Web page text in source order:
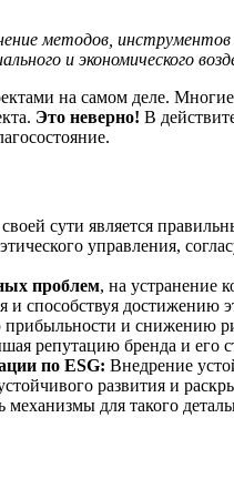
методов,
и экономического
на самом деле.
Это неверно! В
сути является
управления,
проблем, на устранение
способствуя достижению
и снижению
репутацию бренда и его
по ESG: Внедрение
развития и
для такого